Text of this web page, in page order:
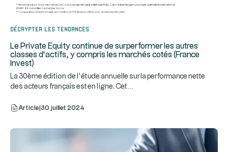
Décrypter les tendances
Le Private Equity continue de surperformer les autres
classes d’actifs, y compris les marchés cotés (France
Invest)
La 30ème édition de l’étude annuelle sur la performance nette
des acteurs français est en ligne. Cet...
Article 30 juillet 2024